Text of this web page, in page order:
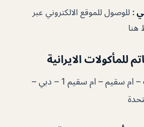
: للوصول للموقع الالكتروني عبر
هنا
للمأكولات الايرانية
23 شارع أم الشيف – ام سقيم – ام سقيم 1 – دبي –